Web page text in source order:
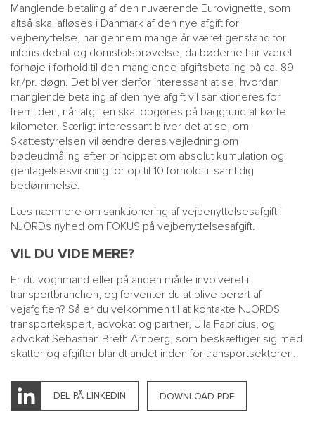
Manglende betaling af den nuværende Eurovignette, som
altså skal afløses i Danmark af den nye afgift for
vejbenyttelse, har gennem mange år været genstand for
intens debat og domstolsprøvelse, da bøderne har været
forhøje i forhold til den manglende afgiftsbetaling på ca. 89
kr./pr. døgn. Det bliver derfor interessant at se, hvordan
manglende betaling af den nye afgift vil sanktioneres for
fremtiden, når afgiften skal opgøres på baggrund af kørte
kilometer. Særligt interessant bliver det at se, om
Skattestyrelsen vil ændre deres vejledning om
bødeudmåling efter princippet om absolut kumulation og
gentagelsesvirkning for op til 10 forhold til samtidig
bedømmelse.
Læs nærmere om sanktionering af vejbenyttelsesafgift i
NJORDs nyhed om FOKUS på vejbenyttelsesafgift.
VIL DU VIDE MERE?
Er du vognmand eller på anden måde involveret i
transportbranchen, og forventer du at blive berørt af
vejafgiften? Så er du velkommen til at kontakte NJORDS
transportekspert, advokat og partner, Ulla Fabricius, og
advokat Sebastian Breth Arnberg, som beskæftiger sig med
skatter og afgifter blandt andet inden for transportsektoren.
DEL PÅ LINKEDIN DOWNLOAD PDF